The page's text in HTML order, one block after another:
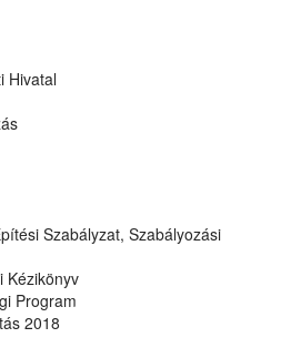
Hivatal
Szabályzat, Szabályozási
Kézikönyv
Program
2018